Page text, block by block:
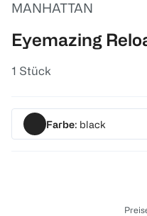
MANHATTAN
Eyemazing
1 Stück
Farbe: black